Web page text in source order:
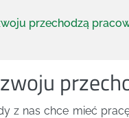
przechodzą
z nas chce mieć